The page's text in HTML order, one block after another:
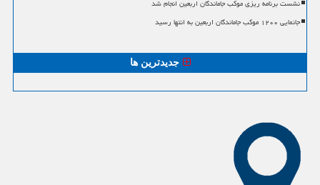
نشست برنامه ریزی موکب جاماندگان اربعین انجام شد
جانمایی ۱۲۰۰ موکب جاماندگان اربعین به انتها رسید
جدیدترین ها